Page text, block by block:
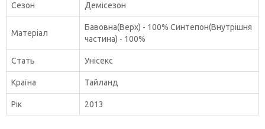
Сезон Демісезон
Матеріал
Бавовна(Верх) - 100% Синтепон(Внутрішня
частина) - 100%
Стать Унісекс
Країна Тайланд
Рік 2013